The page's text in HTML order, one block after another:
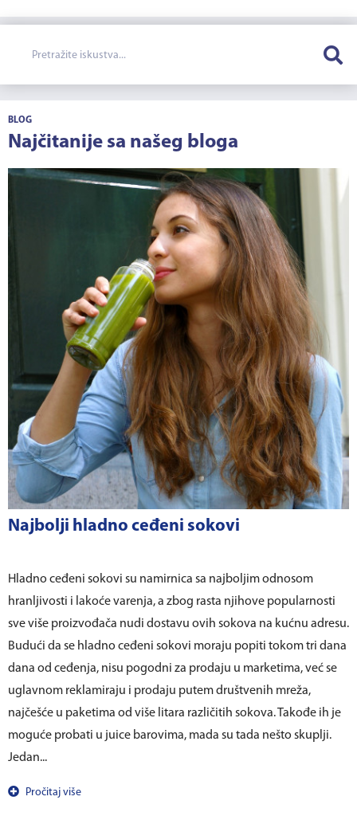
BLOG
Najčitanije sa našeg bloga
Najbolji hladno ceđeni sokovi
Hladno ceđeni sokovi su namirnica sa najboljim odnosom
hranljivosti i lakoće varenja, a zbog rasta njihove popularnosti
sve više proizvođača nudi dostavu ovih sokova na kućnu adresu.
Budući da se hladno ceđeni sokovi moraju popiti tokom tri dana
dana od ceđenja, nisu pogodni za prodaju u marketima, već se
uglavnom reklamiraju i prodaju putem društvenih mreža,
najčešće u paketima od više litara različitih sokova. Takođe ih je
moguće probati u juice barovima, mada su tada nešto skuplji.
Jedan...
Pročitaj više